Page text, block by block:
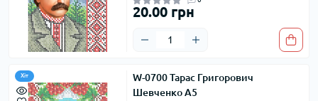
20.00 грн
Хіт
W-0700 Тарас Григорович
Шевченко А5